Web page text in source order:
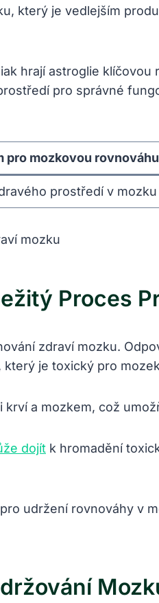
který je vedlejším
hrají astroglie
pro správné
pro mozkovou rovnováhu
prostředí v mozku
Proces
zdraví mozku.
který je toxický pro
a mozkem, což
dojít k hromadění
udržení rovnováhy v